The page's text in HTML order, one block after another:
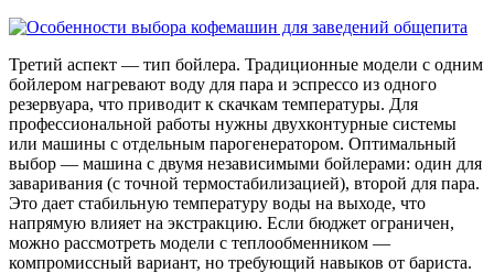
Третий аспект — тип бойлера. Традиционные модели с одним
бойлером нагревают воду для пара и эспрессо из одного
резервуара, что приводит к скачкам температуры. Для
профессиональной работы нужны двухконтурные системы
или машины с отдельным парогенератором. Оптимальный
выбор — машина с двумя независимыми бойлерами: один для
заваривания (с точной термостабилизацией), второй для пара.
Это дает стабильную температуру воды на выходе, что
напрямую влияет на экстракцию. Если бюджет ограничен,
можно рассмотреть модели с теплообменником —
компромиссный вариант, но требующий навыков от бариста.